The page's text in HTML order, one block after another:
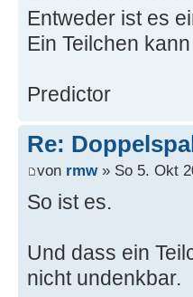
Entweder ist es
Ein Teilchen
Predictor
Re:
von rmw» So 5. Okt
So ist es.
Und dass ein
nicht undenkbar.